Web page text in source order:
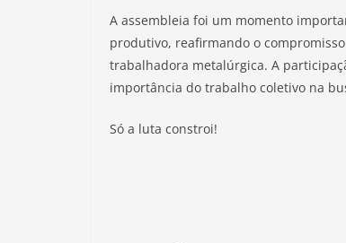
A assembleia foi um momento
produtivo, reafirmando o
trabalhadora metalúrgica. A
importância do trabalho coletivo na
Só a luta constroi!